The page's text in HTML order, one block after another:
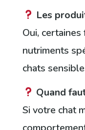
Les
Oui,
nutriments
chats
Quand
Si votre chat